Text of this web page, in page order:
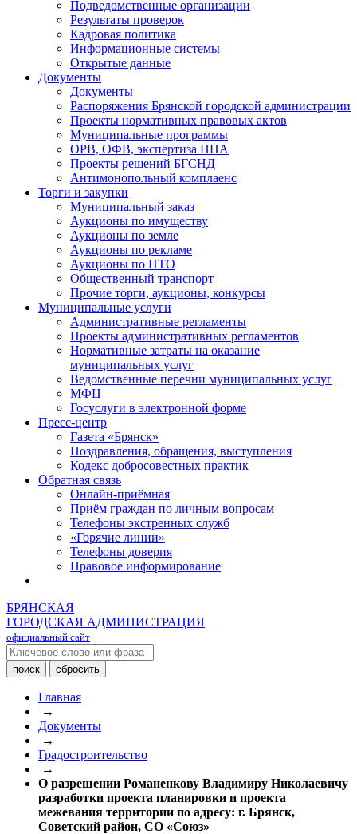
Подведомственные организации
Результаты проверок
Кадровая политика
Информационные системы
Открытые данные
Документы
Документы
Распоряжения Брянской городской администрации
Проекты нормативных правовых актов
Муниципальные программы
ОРВ, ОФВ, экспертиза НПА
Проекты решений БГСНД
Антимонопольный комплаенс
Торги и закупки
Муниципальный заказ
Аукционы по имуществу
Аукционы по земле
Аукционы по рекламе
Аукционы по НТО
Общественный транспорт
Прочие торги, аукционы, конкурсы
Муниципальные услуги
Административные регламенты
Проекты административных регламентов
Нормативные затраты на оказание
муниципальных услуг
Ведомственные перечни муниципальных услуг
МФЦ
Госуслуги в электронной форме
Пресс-центр
Газета «Брянск»
Поздравления, обращения, выступления
Кодекс добросовестных практик
Обратная связь
Онлайн-приёмная
Приём граждан по личным вопросам
Телефоны экстренных служб
«Горячие линии»
Телефоны доверия
Правовое информирование
БРЯНСКАЯ
ГОРОДСКАЯ АДМИНИСТРАЦИЯ
официальный сайт
Главная
→
Документы
→
Градостроительство
→
О разрешении Романенкову Владимиру Николаевичу
разработки проекта планировки и проекта
межевания территории по адресу: г. Брянск,
Советский район, СО «Союз»